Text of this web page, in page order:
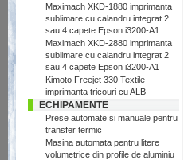
Maximach XKD-1880 imprimanta
sublimare cu calandru integrat 2
sau 4 capete Epson i3200-A1
Maximach XKD-2880 imprimanta
sublimare cu calandru integrat 2
sau 4 capete Epson i3200-A1
Kimoto Freejet 330 Textile -
imprimanta tricouri cu ALB
ECHIPAMENTE
Prese automate si manuale pentru
transfer termic
Masina automata pentru litere
volumetrice din profile de aluminiu